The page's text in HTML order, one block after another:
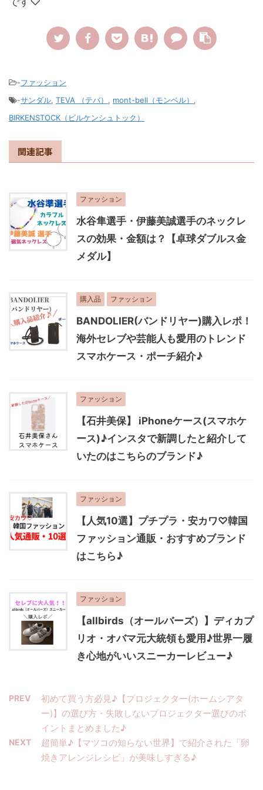
-ファッション
-サンダル, TEVA （テバ） , mont-bell（モンベル） ,
BIRKENSTOCK（ビルケンシュトック）
関連記事
ファッション
水谷隼選手・伊藤美誠選手のネックレ
スの効果・金額は？【卓球ダブルス金
メダル】
購入品 ファッション
BANDOLIER(バンドリヤー)購入レポ！
海外セレブや芸能人も愛用のトレンド
スマホケース・ポーチ紹介♪
ファッション
【石井美保】 iPhoneケース(スマホケ
ース)♪インスタで新調したと紹介して
いたのはこちらのブランド♪
ファッション
【人気10選】プチプラ・安カワ♡韓国
ファッション通販・おすすめブランド
はこちら♪
ファッション
【allbirds（オールバーズ）】ディカプ
リオ・オバマ元大統領も愛用♪世界一履
き心地がいいスニーカーレビュー♪
PREV
初めて買う方必見♪【プロジェクター(ホームシアタ
ー)】の選び方・失敗しないプロジェクター選びのポ
イントまとめました♪
NEXT
超簡単♪【マツコの知らない世界】で紹介された「卵
焼きアレンジレシピ」が美味しすぎる♪